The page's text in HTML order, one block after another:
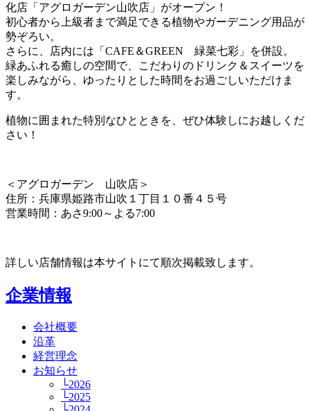
化店「アグロガーデン山吹店」がオープン！
初心者から上級者まで満足できる植物やガーデニング用品が
勢ぞろい。
さらに、店内には「CAFE＆GREEN 緑菜七彩」を併設。
緑あふれる癒しの空間で、こだわりのドリンク＆スイーツを
楽しみながら、ゆったりとした時間をお過ごしいただけま
す。
植物に囲まれた特別なひとときを、ぜひ体験しにお越しくだ
さい！
＜アグロガーデン 山吹店＞
住所：兵庫県姫路市山吹１丁目１０番４５号
営業時間：あさ9:00～よる7:00
詳しい店舗情報は本サイトにて順次掲載致します。
企業情報
会社概要
沿革
経営理念
お知らせ
└2026
└2025